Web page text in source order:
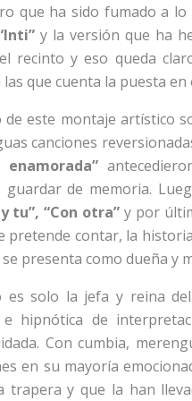
que ha sido fumado a
y la versión que ha
recinto y eso queda
que cuenta la puesta en
de este montaje artístico
canciones
guardar de memoria.
tu”, “Con otra” y por
pretende contar, la
presenta como dueña y
es solo la jefa y reina
e hipnótica de
Con cumbia,
en su mayoría
trapera y que la han